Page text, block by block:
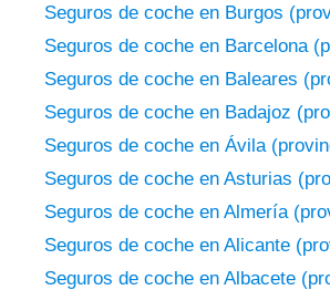
Seguros de coche en Burgos
Seguros de coche en Barcelona
Seguros de coche en Baleares
Seguros de coche en Badajoz
Seguros de coche en Ávila
Seguros de coche en Asturias
Seguros de coche en Almería
Seguros de coche en Alicante
Seguros de coche en Albacete